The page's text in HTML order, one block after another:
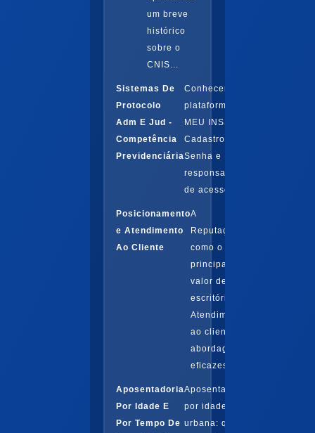
um breve
histórico
sobre o
CNIS...
Sistemas De
Protocolo
Adm E Jud -
Competência
Previdenciária
Conhecendo a
plataforma do
MEU INSS.
Cadastro de
Senha e
responsabilidades
de acesso...
Posicionamento
e Atendimento
Ao Cliente
A
Reputação
como o
principal
valor de um
escritório.
Atendimento
ao cliente e
abordagens
eficazes...
Aposentadoria
Por Idade E
Por Tempo De
Aposentadoria
por idade
urbana: quais